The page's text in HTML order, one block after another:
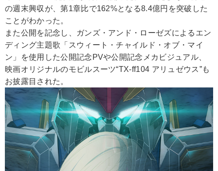
の週末興収が、第1章比で162%となる8.4億円を突破した
ことがわかった。
また公開を記念し、ガンズ・アンド・ローゼズによるエン
ディング主題歌「スウィート・チャイルド・オブ・マイ
ン」を使用した公開記念PVや公開記念メカビジュアル、
映画オリジナルのモビルスーツ“TX-ff104 アリュゼウス”も
お披露目された。